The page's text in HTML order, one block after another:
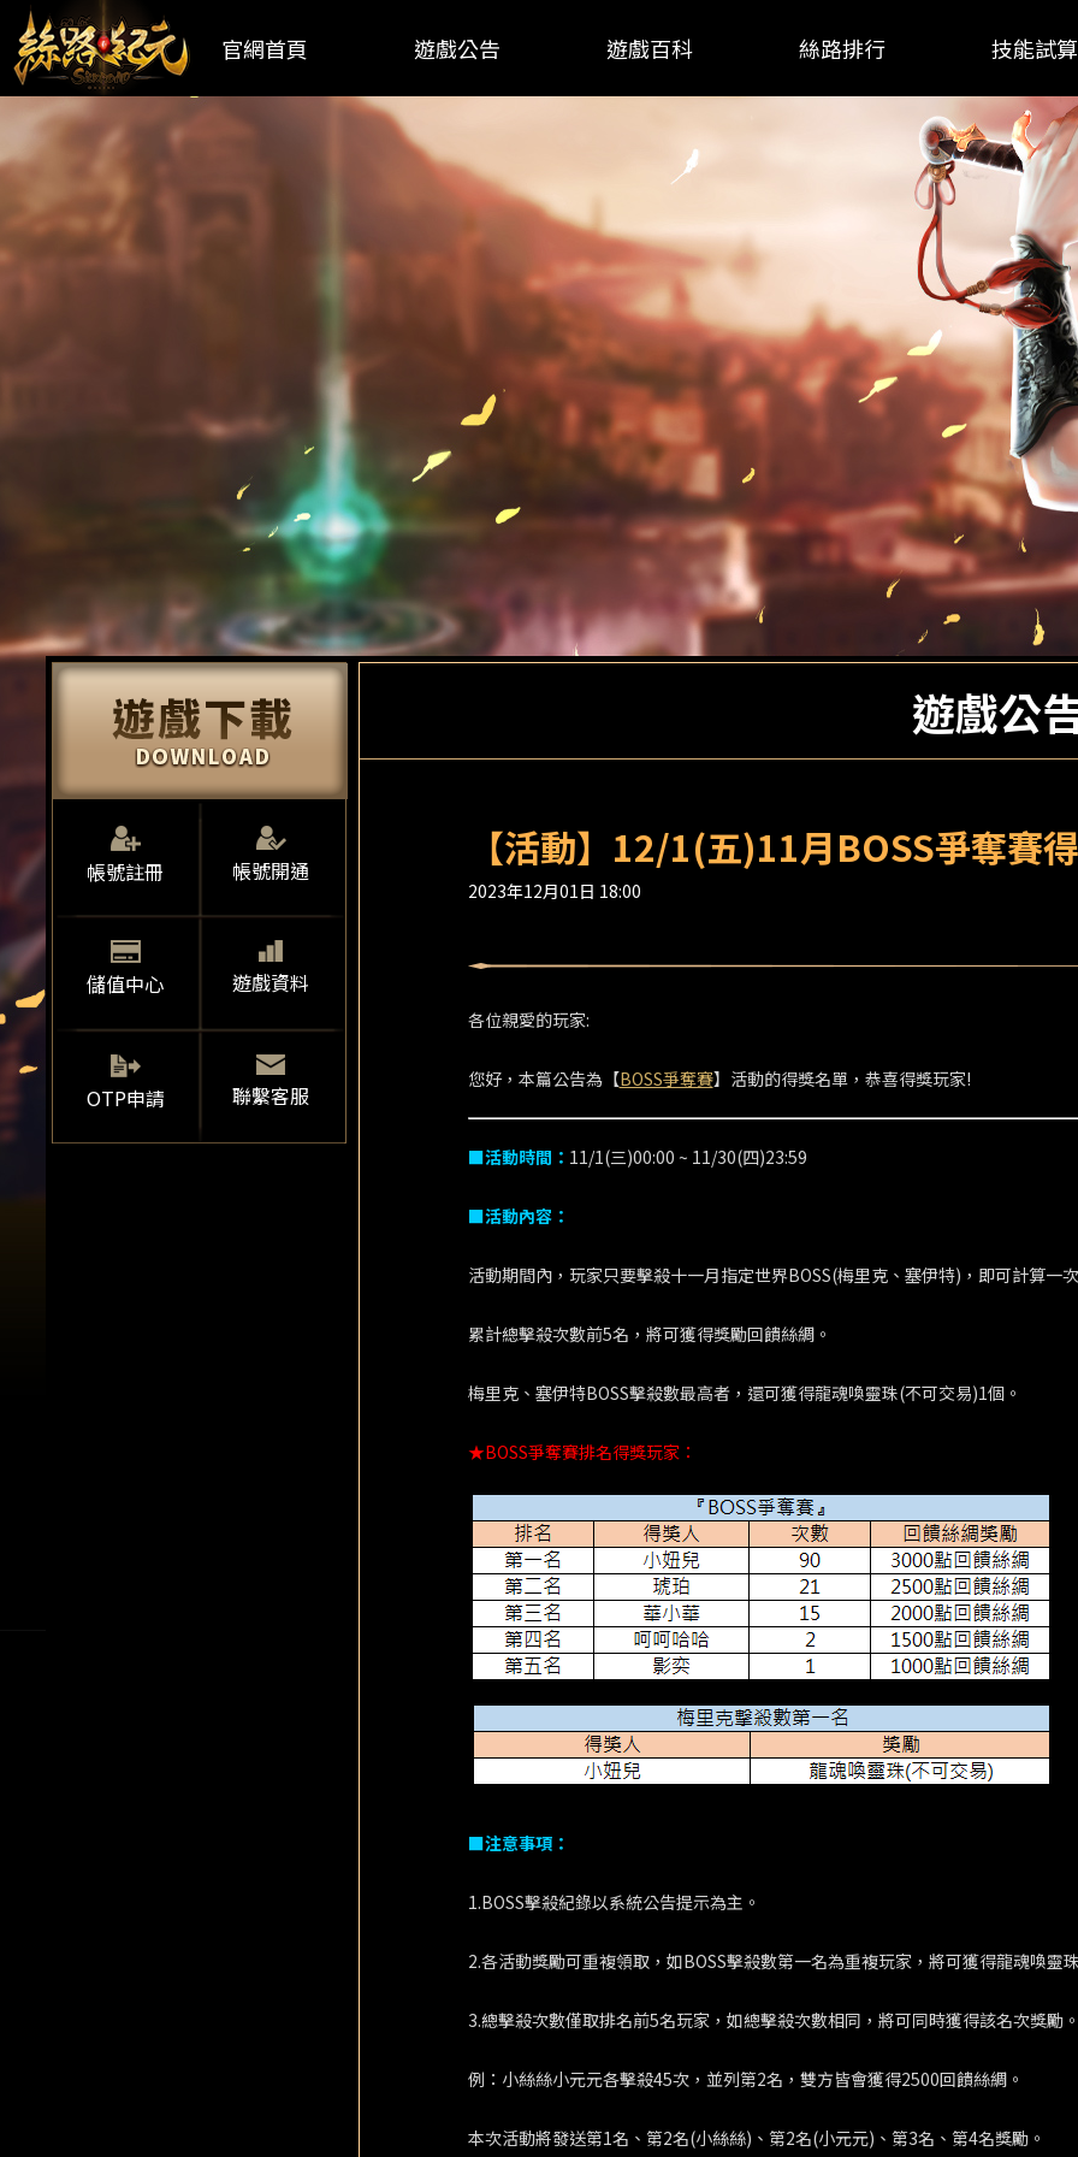
官網首頁 遊戲公告 遊戲百科 絲路排行 技能試算
帳號註冊 帳號開通
儲值中心 遊戲資料
OTP申請 聯繫客服
遊戲公
【活動】12/1(五)11月BOSS爭奪賽
2023年12月01日 18:00
各位親愛的玩家:
您好，本篇公告為【BOSS爭奪賽】活動的得獎名單，恭喜得獎玩家!
■活動時間： 11/1(三)00:00 ~ 11/30(四)23:59
■活動內容：
活動期間內，玩家只要擊殺十一月指定世界BOSS(梅里克、塞伊特)，即可計算一
累計總擊殺次數前5名，將可獲得獎勵回饋絲綢。
梅里克、塞伊特BOSS擊殺數最高者，還可獲得龍魂喚靈珠(不可交易)1個。
★BOSS爭奪賽排名得獎玩家：
■注意事項：
1.BOSS擊殺紀錄以系統公告提示為主。
2.各活動獎勵可重複領取，如BOSS擊殺數第一名為重複玩家，將可獲得龍魂喚靈
3.總擊殺次數僅取排名前5名玩家，如總擊殺次數相同，將可同時獲得該名次獎勵。
例：小絲絲小元元各擊殺45次，並列第2名，雙方皆會獲得2500回饋絲綢。
本次活動將發送第1名、第2名(小絲絲)、第2名(小元元)、第3名、第4名獎勵。